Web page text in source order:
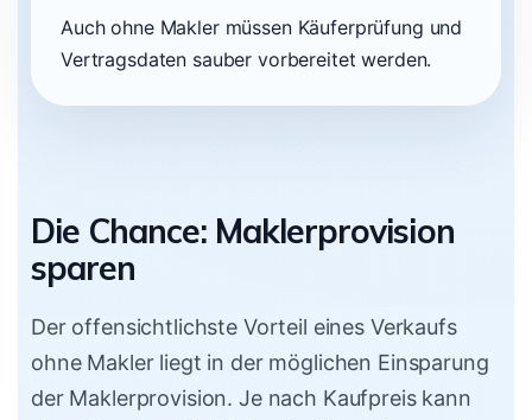
Auch ohne Makler müssen Käuferprüfung und
Vertragsdaten sauber vorbereitet werden.
Die Chance: Maklerprovision
sparen
Der offensichtlichste Vorteil eines Verkaufs
ohne Makler liegt in der möglichen Einsparung
der Maklerprovision. Je nach Kaufpreis kann